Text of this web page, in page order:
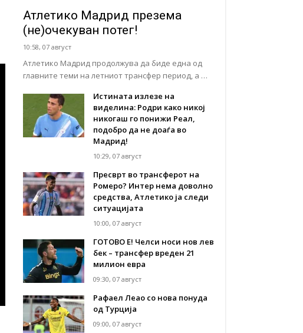
Атлетико Мадрид презема
(не)очекуван потег!
10:58, 07 август
Атлетико Мадрид продолжува да биде една од
главните теми на летниот трансфер период, а …
Истината излезе на
виделина: Родри како никој
никогаш го понижи Реал,
подобро да не доаѓа во
Мадрид!
10:29, 07 август
Пресврт во трансферот на
Ромеро? Интер нема доволно
средства, Атлетико ја следи
ситуацијата
10:00, 07 август
ГОТОВО Е! Челси носи нов лев
бек – трансфер вреден 21
милион евра
09:30, 07 август
Рафаел Леао со нова понуда
од Турција
09:00, 07 август